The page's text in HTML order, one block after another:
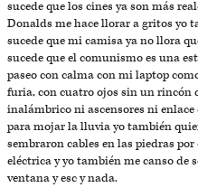
sucede que los cines ya son más
Donalds me hace llorar a gritos yo
sucede que mi camisa ya no llora
sucede que el comunismo es una
paseo con calma con mi laptop
furia, con cuatro ojos sin un rincón
inalámbrico ni ascensores ni
para mojar la lluvia yo también
sembraron cables en las piedras
eléctrica y yo también me canso de
ventana y esc y nada.